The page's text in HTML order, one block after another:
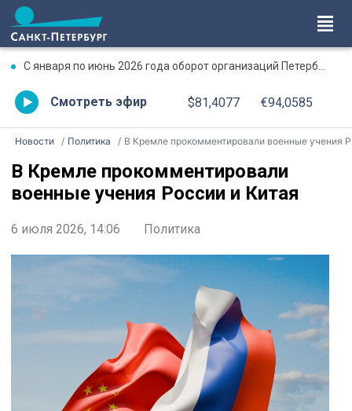
С января по июнь 2026 года оборот организаций Петербурга превысил 17,7 трлн рублей
Смотреть эфир $81,4077 €94,0585
Новости Политика В Кремле прокомментировали военные учения России и Китая
В Кремле прокомментировали
военные учения России и Китая
6 июля 2026, 14:06 Политика